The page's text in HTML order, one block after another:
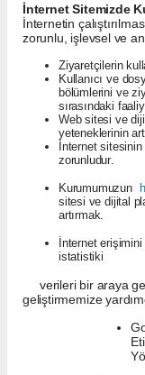
İnternet Sitemizde
İnternetin
zorunlu, işlevsel ve
Ziyaretçilerin
Kullanıcı ve
bölümlerini ve
sırasındaki
Web sitesi ve
yeteneklerinin
İnternet
zorunludur.
Kurumumuzun
sitesi ve dijital
artırmak.
İnternet erişimini
istatistiki
verileri bir araya
geliştirmemize